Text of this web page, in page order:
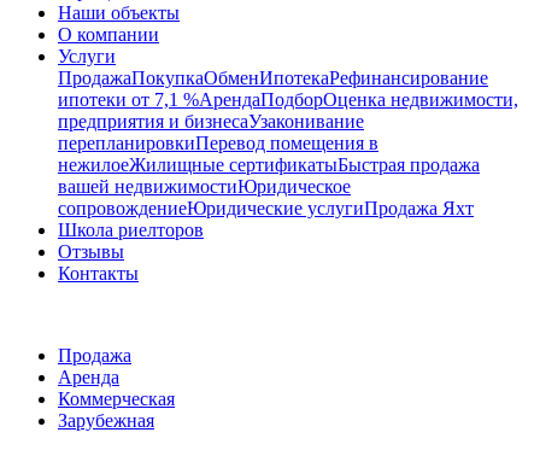
Наши объекты
О компании
Услуги
ПродажаПокупкаОбменИпотекаРефинансирование
ипотеки от 7,1 %АрендаПодборОценка недвижимости,
предприятия и бизнесаУзаконивание
перепланировкиПеревод помещения в
нежилоеЖилищные сертификатыБыстрая продажа
вашей недвижимостиЮридическое
сопровождениеЮридические услугиПродажа Яхт
Школа риелторов
Отзывы
Контакты
Продажа
Аренда
Коммерческая
Зарубежная